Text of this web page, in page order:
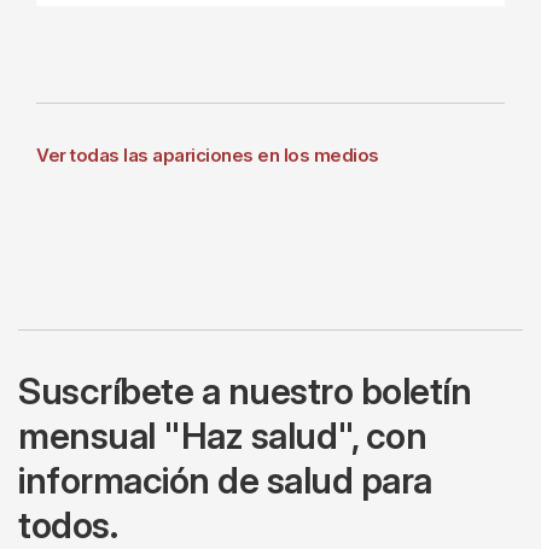
Ver todas las apariciones en los medios
Suscríbete a nuestro boletín
mensual "Haz salud", con
información de salud para
todos.